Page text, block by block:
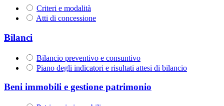
Criteri e modalità
Atti di concessione
Bilanci
Bilancio preventivo e consuntivo
Piano degli indicatori e risultati attesi di bilancio
Beni immobili e gestione patrimonio